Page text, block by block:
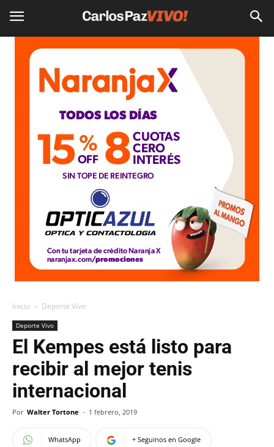
Inicio Deporte Vivo
Deporte Vivo
El Kempes está listo para
recibir al mejor tenis
internacional
Por Walter Tortone - 1 febrero, 2019
WhatsApp + Seguinos en Google